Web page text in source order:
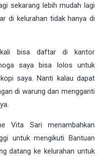
sekarang lebih mudah lagi
di kelurahan tidak hanya di
bisa daftar di kantor
saya bisa lolos untuk
saya. Nanti kalau dapat
di warung dan mengganti
Vita Sari menambahkan
untuk mengikuti Bantuan
datang ke kelurahan untuk